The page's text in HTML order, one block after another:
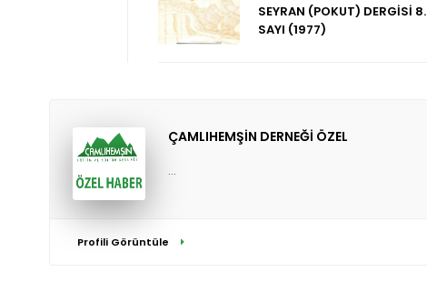
SEYRAN (POKUT) DERGİSİ 8.
SAYI (1977)
ÇAMLIHEMŞİN DERNEĞİ ÖZEL
...
Profili Görüntüle